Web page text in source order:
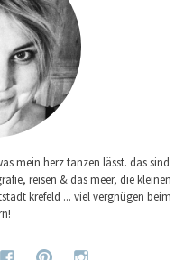
mein herz tanzen lässt. das sind
reisen & das meer, die kleinen
krefeld ... viel vergnügen beim